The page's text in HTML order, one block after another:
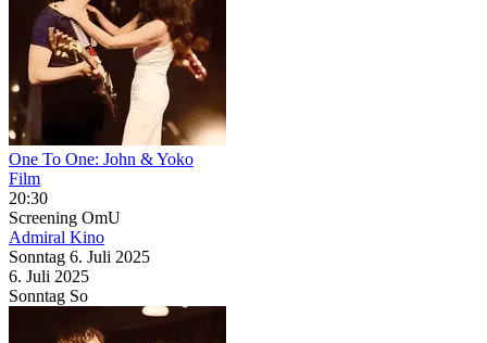
One To One: John & Yoko
Film
20:30
Screening OmU
Admiral Kino
Sonntag 6. Juli 2025
6. Juli 2025
Sonntag So